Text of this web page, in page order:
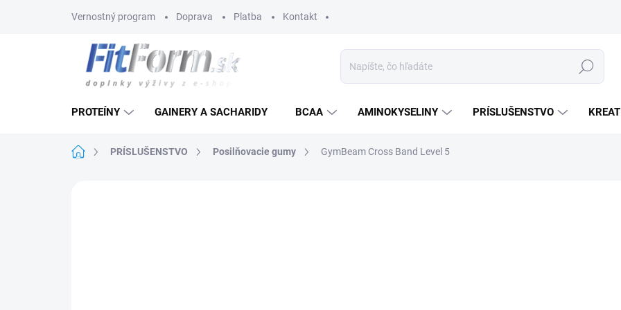
Vernostný program Doprava Platba Kontakt
Hľadať
PROTEÍNY GAINERY A SACHARIDY BCAA AMINOKYSELINY PRÍSLUŠENSTVO
DomovPRÍSLUŠENSTVO Posilňovacie gumy GymBeam Cross Band Level 5